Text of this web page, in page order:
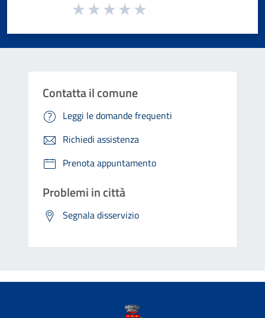
Valuta da 1 a 5 stelle la pagina
Contatta il comune
Leggi le domande frequenti
Richiedi assistenza
Prenota appuntamento
Problemi in città
Segnala disservizio